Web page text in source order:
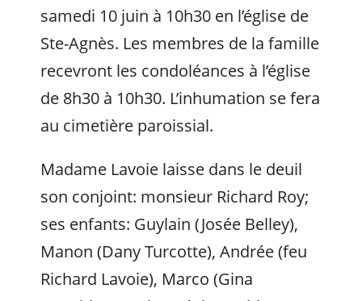
samedi 10 juin à 10h30 en l’église de
Ste-Agnès. Les membres de la famille
recevront les condoléances à l’église
de 8h30 à 10h30. L’inhumation se fera
au cimetière paroissial.
Madame Lavoie laisse dans le deuil
son conjoint: monsieur Richard Roy;
ses enfants: Guylain (Josée Belley),
Manon (Dany Turcotte), Andrée (feu
Richard Lavoie), Marco (Gina